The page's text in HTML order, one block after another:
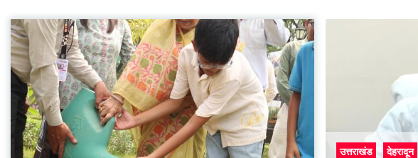
उत्तराखंड देहरादून